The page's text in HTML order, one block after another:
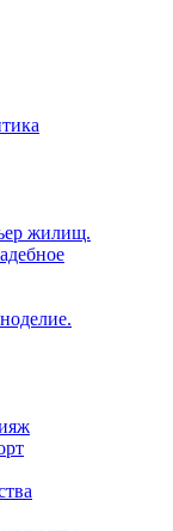
жилищ.